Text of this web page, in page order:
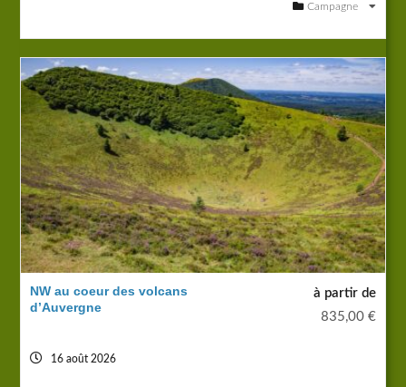
Campagne
NW au coeur des volcans
d’Auvergne
à partir de
835,00 €
16 août 2026